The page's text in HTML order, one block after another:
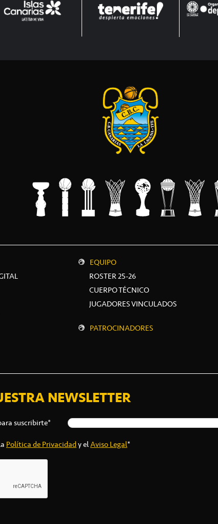
EQUIPO
ROSTER 25-26
CUERPO TÉCNICO
JUGADORES VINCULADOS
PATROCINADORES
NEWSLETTER
suscribirte*
Política de Privacidady elAviso Legal*